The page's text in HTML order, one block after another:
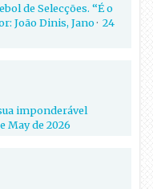
de Selecções. “É o
João Dinis, Jano·24
imponderável
May de 2026